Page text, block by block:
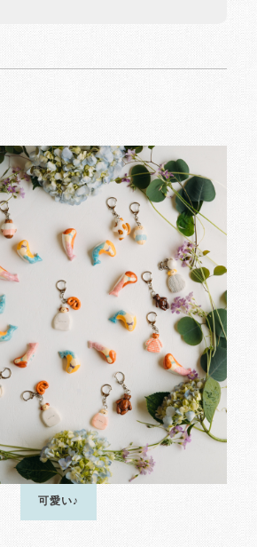
可愛い♪